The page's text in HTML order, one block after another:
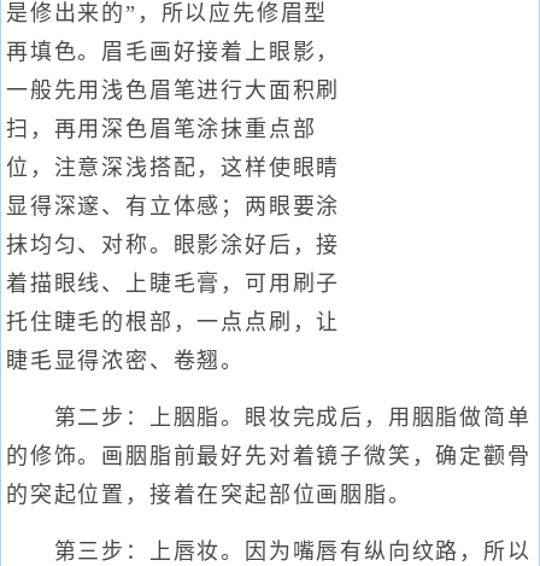
是修出来的”，所以应先修眉型
再填色。眉毛画好接着上眼影，
一般先用浅色眉笔进行大面积刷
扫，再用深色眉笔涂抹重点部
位，注意深浅搭配，这样使眼睛
显得深邃、有立体感；两眼要涂
抹均匀、对称。眼影涂好后，接
着描眼线、上睫毛膏，可用刷子
托住睫毛的根部，一点点刷，让
睫毛显得浓密、卷翘。
第二步：上胭脂。眼妆完成后，用胭脂做简单
的修饰。画胭脂前最好先对着镜子微笑，确定颧骨
的突起位置，接着在突起部位画胭脂。
第三步：上唇妆。因为嘴唇有纵向纹路，所以